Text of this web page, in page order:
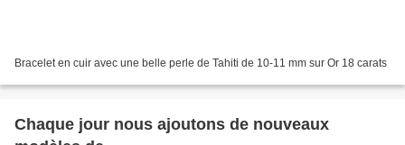
Bracelet en cuir avec une belle perle de Tahiti de 10-11 mm sur Or 18 carats
Chaque jour nous ajoutons de nouveaux